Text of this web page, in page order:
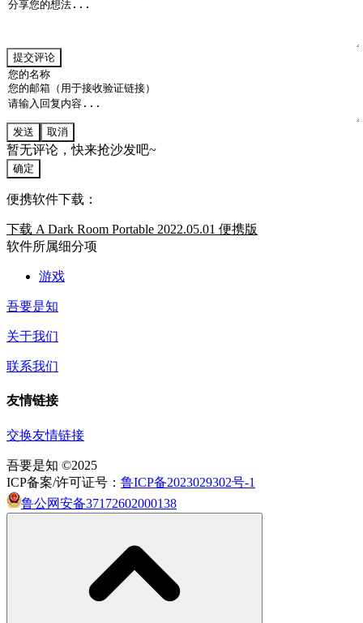
提交评论
发送 取消
暂无评论，快来抢沙发吧~
确定
便携软件下载：
下载 A Dark Room Portable 2022.05.01 便携版
软件所属细分项
游戏
吾要是知
关于我们
联系我们
友情链接
交换友情链接
吾要是知 ©2025
ICP备案/许可证号： 鲁ICP备2023029302号-1
鲁公网安备37172602000138